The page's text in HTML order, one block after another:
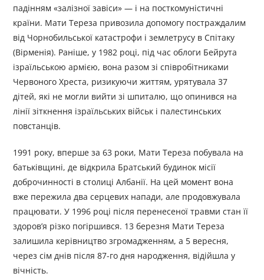
падінням «залізної завіси» — і на посткомуністичні
країни. Мати Тереза привозила допомогу постраждалим
від Чорнобильської катастрофи і землетрусу в Спітаку
(Вірменія). Раніше, у 1982 році, під час облоги Бейрута
ізраїльською армією, вона разом зі співробітниками
Червоного Хреста, ризикуючи життям, урятувала 37
дітей, які не могли вийти зі шпиталю, що опинився на
лінії зіткнення ізраїльських військ і палестинських
повстанців.
1991 року, вперше за 63 роки, Мати Тереза побувала на
батьківщині, де відкрила Братський будинок місії
доброчинності в столиці Албанії. На цей момент вона
вже пережила два серцевих напади, але продовжувала
працювати. У 1996 році після перенесеної травми стан її
здоров’я різко погіршився. 13 березня Мати Тереза
залишила керівництво згромадженням, а 5 вересня,
через сім днів після 87-го дня народження, відійшла у
вічність.